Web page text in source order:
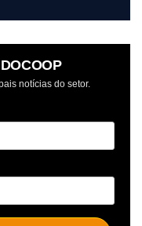
notícias do setor.